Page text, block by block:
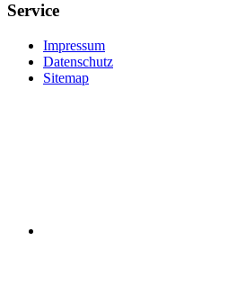
Service
Impressum
Datenschutz
Sitemap